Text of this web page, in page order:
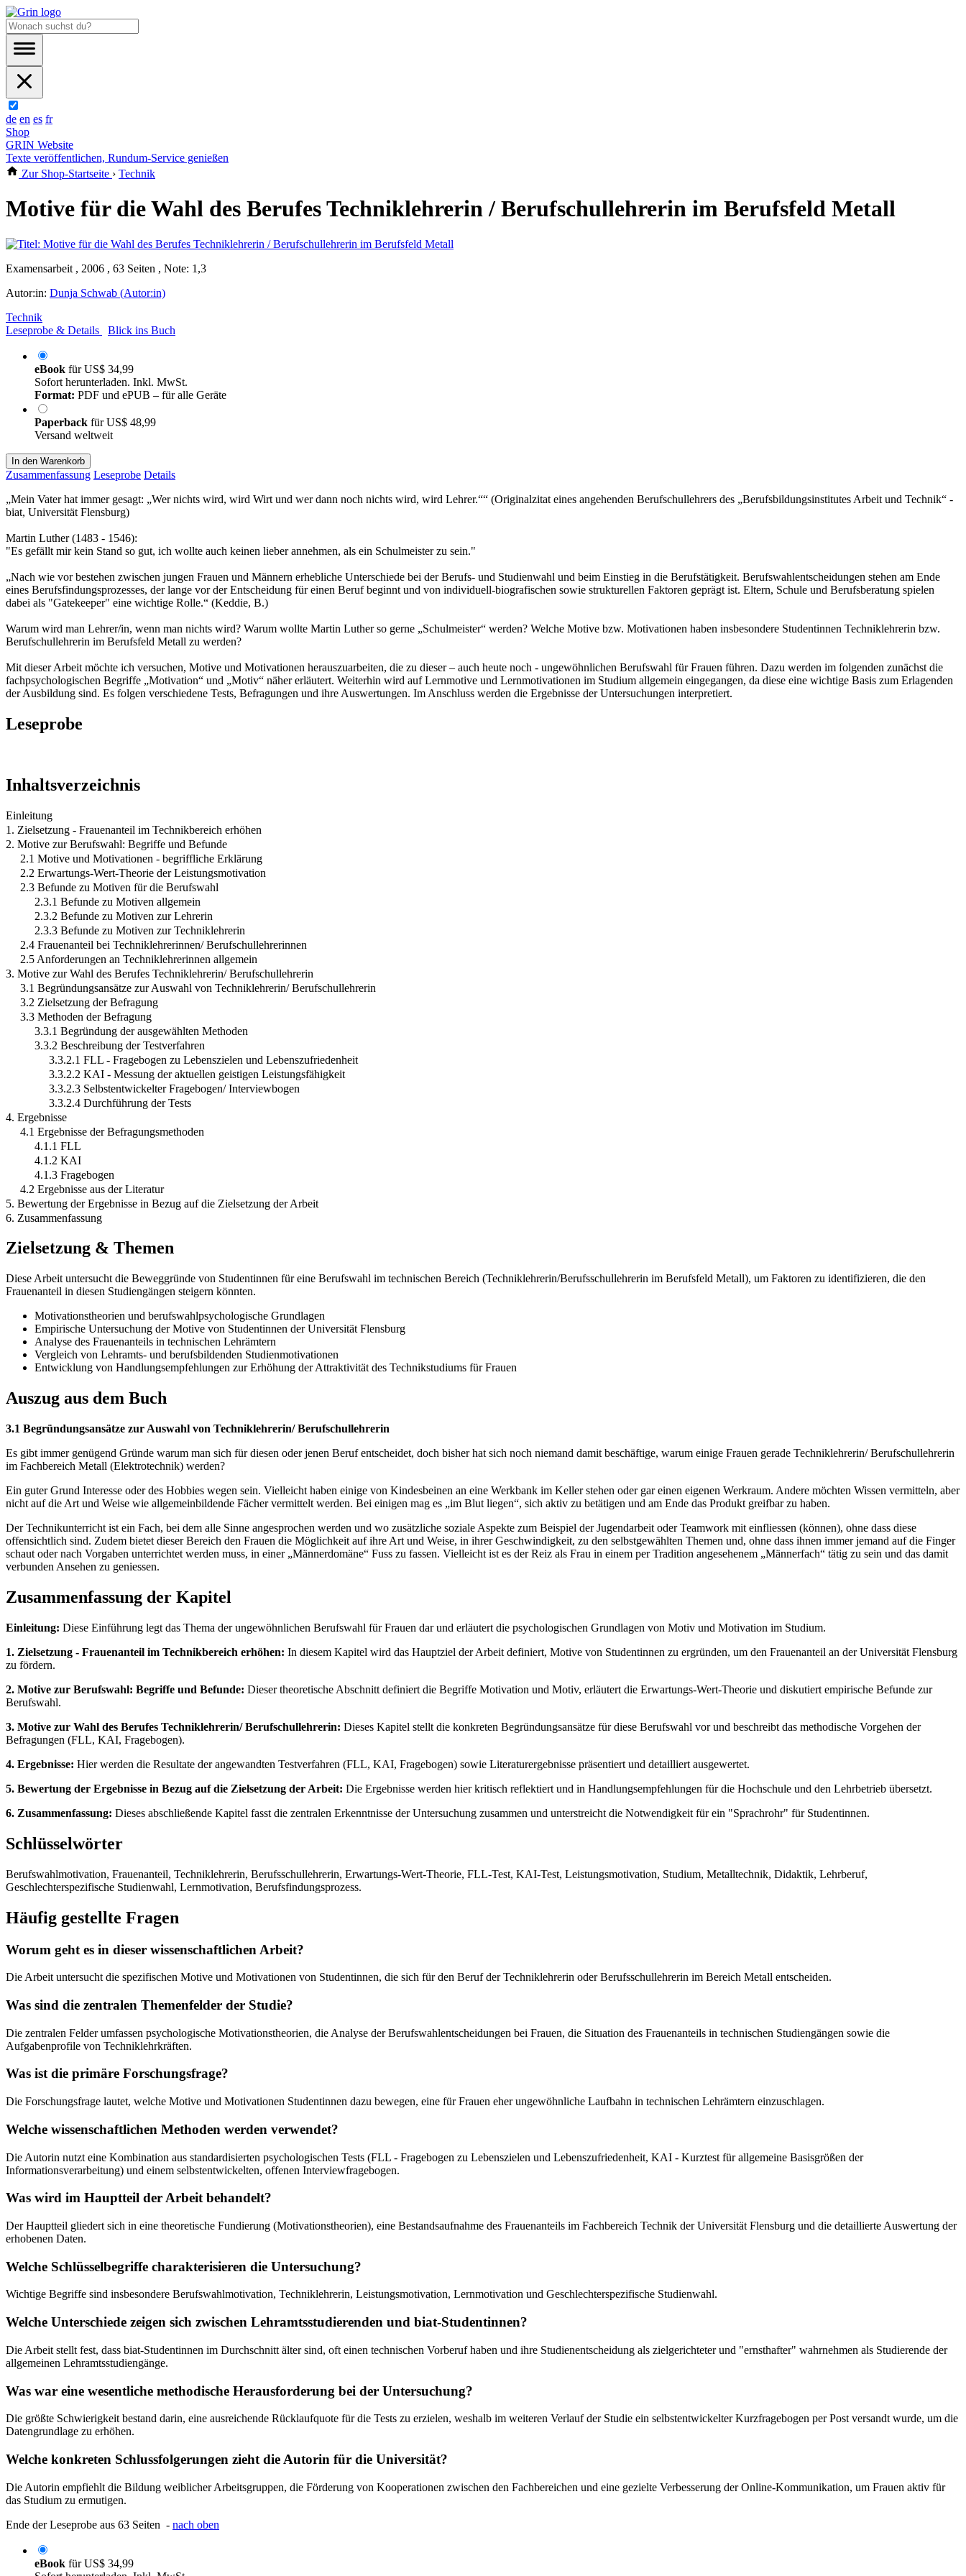
de en es fr
Shop
GRIN Website
Texte veröffentlichen, Rundum-Service genießen
Zur Shop-Startseite › Technik
Motive für die Wahl des Berufes Techniklehrerin / Berufschullehrerin im Berufsfeld Metall
Examensarbeit , 2006 , 63 Seiten , Note: 1,3
Autor:in: Dunja Schwab (Autor:in)
Technik
Leseprobe & Details
Blick ins Buch
eBook fürUS$ 34,99
Sofort herunterladen. Inkl. MwSt.
Format: PDF und ePUB – für alle Geräte
Paperback fürUS$ 48,99
Versand weltweit
In den Warenkorb
Zusammenfassung Leseprobe Details
„Mein Vater hat immer gesagt: „Wer nichts wird, wird Wirt und wer dann noch nichts wird, wird Lehrer.““ (Originalzitat eines angehenden Berufschullehrers des „Berufsbildungsinstitutes Arbeit und Technik“ -
biat, Universität Flensburg)
Martin Luther (1483 - 1546):
"Es gefällt mir kein Stand so gut, ich wollte auch keinen lieber annehmen, als ein Schulmeister zu sein."
„Nach wie vor bestehen zwischen jungen Frauen und Männern erhebliche Unterschiede bei der Berufs- und Studienwahl und beim Einstieg in die Berufstätigkeit. Berufswahlentscheidungen stehen am Ende
eines Berufsfindungsprozesses, der lange vor der Entscheidung für einen Beruf beginnt und von individuell-biografischen sowie strukturellen Faktoren geprägt ist. Eltern, Schule und Berufsberatung spielen
dabei als "Gatekeeper" eine wichtige Rolle.“ (Keddie, B.)
Warum wird man Lehrer/in, wenn man nichts wird? Warum wollte Martin Luther so gerne „Schulmeister“ werden? Welche Motive bzw. Motivationen haben insbesondere Studentinnen Techniklehrerin bzw.
Berufschullehrerin im Berufsfeld Metall zu werden?
Mit dieser Arbeit möchte ich versuchen, Motive und Motivationen herauszuarbeiten, die zu dieser – auch heute noch - ungewöhnlichen Berufswahl für Frauen führen. Dazu werden im folgenden zunächst die
fachpsychologischen Begriffe „Motivation“ und „Motiv“ näher erläutert. Weiterhin wird auf Lernmotive und Lernmotivationen im Studium allgemein eingegangen, da diese eine wichtige Basis zum Erlagenden
der Ausbildung sind. Es folgen verschiedene Tests, Befragungen und ihre Auswertungen. Im Anschluss werden die Ergebnisse der Untersuchungen interpretiert.
Leseprobe
Inhaltsverzeichnis
Einleitung
1. Zielsetzung - Frauenanteil im Technikbereich erhöhen
2. Motive zur Berufswahl: Begriffe und Befunde
2.1 Motive und Motivationen - begriffliche Erklärung
2.2 Erwartungs-Wert-Theorie der Leistungsmotivation
2.3 Befunde zu Motiven für die Berufswahl
2.3.1 Befunde zu Motiven allgemein
2.3.2 Befunde zu Motiven zur Lehrerin
2.3.3 Befunde zu Motiven zur Techniklehrerin
2.4 Frauenanteil bei Techniklehrerinnen/ Berufschullehrerinnen
2.5 Anforderungen an Techniklehrerinnen allgemein
3. Motive zur Wahl des Berufes Techniklehrerin/ Berufschullehrerin
3.1 Begründungsansätze zur Auswahl von Techniklehrerin/ Berufschullehrerin
3.2 Zielsetzung der Befragung
3.3 Methoden der Befragung
3.3.1 Begründung der ausgewählten Methoden
3.3.2 Beschreibung der Testverfahren
3.3.2.1 FLL - Fragebogen zu Lebenszielen und Lebenszufriedenheit
3.3.2.2 KAI - Messung der aktuellen geistigen Leistungsfähigkeit
3.3.2.3 Selbstentwickelter Fragebogen/ Interviewbogen
3.3.2.4 Durchführung der Tests
4. Ergebnisse
4.1 Ergebnisse der Befragungsmethoden
4.1.1 FLL
4.1.2 KAI
4.1.3 Fragebogen
4.2 Ergebnisse aus der Literatur
5. Bewertung der Ergebnisse in Bezug auf die Zielsetzung der Arbeit
6. Zusammenfassung
Zielsetzung & Themen
Diese Arbeit untersucht die Beweggründe von Studentinnen für eine Berufswahl im technischen Bereich (Techniklehrerin/Berufsschullehrerin im Berufsfeld Metall), um Faktoren zu identifizieren, die den
Frauenanteil in diesen Studiengängen steigern könnten.
Motivationstheorien und berufswahlpsychologische Grundlagen
Empirische Untersuchung der Motive von Studentinnen der Universität Flensburg
Analyse des Frauenanteils in technischen Lehrämtern
Vergleich von Lehramts- und berufsbildenden Studienmotivationen
Entwicklung von Handlungsempfehlungen zur Erhöhung der Attraktivität des Technikstudiums für Frauen
Auszug aus dem Buch
3.1 Begründungsansätze zur Auswahl von Techniklehrerin/ Berufschullehrerin
Es gibt immer genügend Gründe warum man sich für diesen oder jenen Beruf entscheidet, doch bisher hat sich noch niemand damit beschäftige, warum einige Frauen gerade Techniklehrerin/ Berufschullehrerin
im Fachbereich Metall (Elektrotechnik) werden?
Ein guter Grund Interesse oder des Hobbies wegen sein. Vielleicht haben einige von Kindesbeinen an eine Werkbank im Keller stehen oder gar einen eigenen Werkraum. Andere möchten Wissen vermitteln, aber
nicht auf die Art und Weise wie allgemeinbildende Fächer vermittelt werden. Bei einigen mag es „im Blut liegen“, sich aktiv zu betätigen und am Ende das Produkt greifbar zu haben.
Der Technikunterricht ist ein Fach, bei dem alle Sinne angesprochen werden und wo zusätzliche soziale Aspekte zum Beispiel der Jugendarbeit oder Teamwork mit einfliessen (können), ohne dass diese
offensichtlich sind. Zudem bietet dieser Bereich den Frauen die Möglichkeit auf ihre Art und Weise, in ihrer Geschwindigkeit, zu den selbstgewählten Themen und, ohne dass ihnen immer jemand auf die Finger
schaut oder nach Vorgaben unterrichtet werden muss, in einer „Männerdomäne“ Fuss zu fassen. Vielleicht ist es der Reiz als Frau in einem per Tradition angesehenem „Männerfach“ tätig zu sein und das damit
verbunden Ansehen zu geniessen.
Zusammenfassung der Kapitel
Einleitung: Diese Einführung legt das Thema der ungewöhnlichen Berufswahl für Frauen dar und erläutert die psychologischen Grundlagen von Motiv und Motivation im Studium.
1. Zielsetzung - Frauenanteil im Technikbereich erhöhen: In diesem Kapitel wird das Hauptziel der Arbeit definiert, Motive von Studentinnen zu ergründen, um den Frauenanteil an der Universität Flensburg
zu fördern.
2. Motive zur Berufswahl: Begriffe und Befunde: Dieser theoretische Abschnitt definiert die Begriffe Motivation und Motiv, erläutert die Erwartungs-Wert-Theorie und diskutiert empirische Befunde zur
Berufswahl.
3. Motive zur Wahl des Berufes Techniklehrerin/ Berufschullehrerin: Dieses Kapitel stellt die konkreten Begründungsansätze für diese Berufswahl vor und beschreibt das methodische Vorgehen der
Befragungen (FLL, KAI, Fragebogen).
4. Ergebnisse: Hier werden die Resultate der angewandten Testverfahren (FLL, KAI, Fragebogen) sowie Literaturergebnisse präsentiert und detailliert ausgewertet.
5. Bewertung der Ergebnisse in Bezug auf die Zielsetzung der Arbeit: Die Ergebnisse werden hier kritisch reflektiert und in Handlungsempfehlungen für die Hochschule und den Lehrbetrieb übersetzt.
6. Zusammenfassung: Dieses abschließende Kapitel fasst die zentralen Erkenntnisse der Untersuchung zusammen und unterstreicht die Notwendigkeit für ein "Sprachrohr" für Studentinnen.
Schlüsselwörter
Berufswahlmotivation, Frauenanteil, Techniklehrerin, Berufsschullehrerin, Erwartungs-Wert-Theorie, FLL-Test, KAI-Test, Leistungsmotivation, Studium, Metalltechnik, Didaktik, Lehrberuf,
Geschlechterspezifische Studienwahl, Lernmotivation, Berufsfindungsprozess.
Häufig gestellte Fragen
Worum geht es in dieser wissenschaftlichen Arbeit?
Die Arbeit untersucht die spezifischen Motive und Motivationen von Studentinnen, die sich für den Beruf der Techniklehrerin oder Berufsschullehrerin im Bereich Metall entscheiden.
Was sind die zentralen Themenfelder der Studie?
Die zentralen Felder umfassen psychologische Motivationstheorien, die Analyse der Berufswahlentscheidungen bei Frauen, die Situation des Frauenanteils in technischen Studiengängen sowie die
Aufgabenprofile von Techniklehrkräften.
Was ist die primäre Forschungsfrage?
Die Forschungsfrage lautet, welche Motive und Motivationen Studentinnen dazu bewegen, eine für Frauen eher ungewöhnliche Laufbahn in technischen Lehrämtern einzuschlagen.
Welche wissenschaftlichen Methoden werden verwendet?
Die Autorin nutzt eine Kombination aus standardisierten psychologischen Tests (FLL - Fragebogen zu Lebenszielen und Lebenszufriedenheit, KAI - Kurztest für allgemeine Basisgrößen der
Informationsverarbeitung) und einem selbstentwickelten, offenen Interviewfragebogen.
Was wird im Hauptteil der Arbeit behandelt?
Der Hauptteil gliedert sich in eine theoretische Fundierung (Motivationstheorien), eine Bestandsaufnahme des Frauenanteils im Fachbereich Technik der Universität Flensburg und die detaillierte Auswertung der
erhobenen Daten.
Welche Schlüsselbegriffe charakterisieren die Untersuchung?
Wichtige Begriffe sind insbesondere Berufswahlmotivation, Techniklehrerin, Leistungsmotivation, Lernmotivation und Geschlechterspezifische Studienwahl.
Welche Unterschiede zeigen sich zwischen Lehramtsstudierenden und biat-Studentinnen?
Die Arbeit stellt fest, dass biat-Studentinnen im Durchschnitt älter sind, oft einen technischen Vorberuf haben und ihre Studienentscheidung als zielgerichteter und "ernsthafter" wahrnehmen als Studierende der
allgemeinen Lehramtsstudiengänge.
Was war eine wesentliche methodische Herausforderung bei der Untersuchung?
Die größte Schwierigkeit bestand darin, eine ausreichende Rücklaufquote für die Tests zu erzielen, weshalb im weiteren Verlauf der Studie ein selbstentwickelter Kurzfragebogen per Post versandt wurde, um die
Datengrundlage zu erhöhen.
Welche konkreten Schlussfolgerungen zieht die Autorin für die Universität?
Die Autorin empfiehlt die Bildung weiblicher Arbeitsgruppen, die Förderung von Kooperationen zwischen den Fachbereichen und eine gezielte Verbesserung der Online-Kommunikation, um Frauen aktiv für
das Studium zu ermutigen.
Ende der Leseprobe aus 63 Seiten - nach oben
eBook fürUS$ 34,99